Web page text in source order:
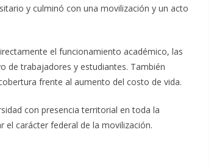
y culminó con una movilización y un acto
el funcionamiento académico, las
de trabajadores y estudiantes. También
frente al aumento del costo de vida.
con presencia territorial en toda la
el carácter federal de la movilización.